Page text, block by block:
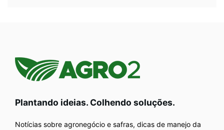
Plantando ideias. Colhendo soluções.
Notícias sobre agronegócio e safras, dicas de manejo da